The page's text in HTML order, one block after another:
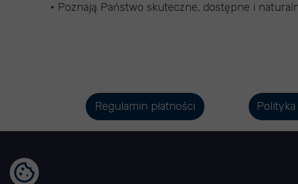
Regulamin płatności
• Poznają Państwo skuteczne, dostępne i